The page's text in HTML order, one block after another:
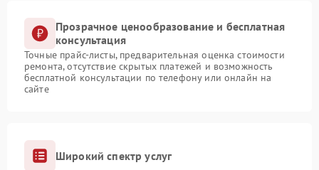
Прозрачное ценообразование и бесплатная
консультация
Точные прайс-листы, предварительная оценка стоимости
ремонта, отсутствие скрытых платежей и возможность
бесплатной консультации по телефону или онлайн на
сайте
Широкий спектр услуг